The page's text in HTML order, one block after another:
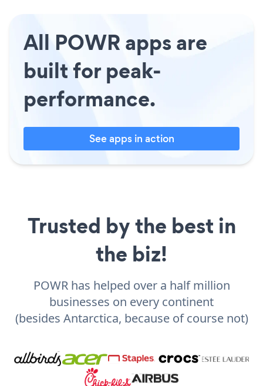
All POWR apps are
built for peak-
performance.
See apps in action
Trusted by the best in
the biz!
POWR has helped over a half million
businesses on every continent
(besides Antarctica, because of course not)